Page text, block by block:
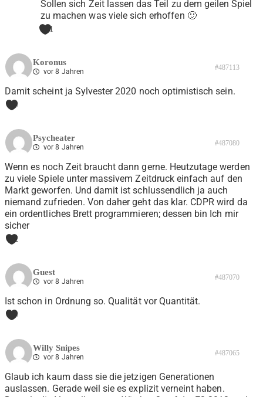
Sollen sich Zeit lassen das Teil zu dem geilen Spiel
zu machen was viele sich erhoffen 🙂
1
Koronus
vor 8 Jahren #487113
Damit scheint ja Sylvester 2020 noch optimistisch sein.
0
Psycheater
vor 8 Jahren #487080
Wenn es noch Zeit braucht dann gerne. Heutzutage werden
zu viele Spiele unter massivem Zeitdruck einfach auf den
Markt geworfen. Und damit ist schlussendlich ja auch
niemand zufrieden. Von daher geht das klar. CDPR wird da
ein ordentliches Brett programmieren; dessen bin Ich mir
sicher
2
Guest
vor 8 Jahren #487070
Ist schon in Ordnung so. Qualität vor Quantität.
0
Willy Snipes
vor 8 Jahren #487065
Glaub ich kaum dass sie die jetzigen Generationen
auslassen. Gerade weil sie es explizit verneint haben.